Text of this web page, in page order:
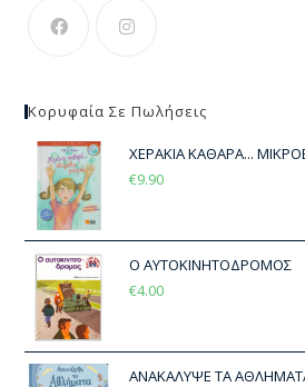
Κορυφαία Σε Πωλήσεις
ΧΕΡΑΚΙΑ ΚΑΘΑΡΑ...
€9.90
Ο ΑΥΤΟΚΙΝΗΤΟΔΡΟΜΟΣ
€4.00
ΑΝΑΚΑΛΥΨΕ ΤΑ